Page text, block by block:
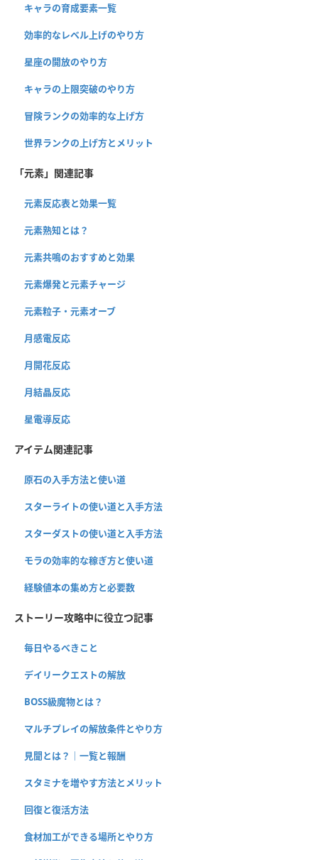
キャラの育成要素一覧
効率的なレベル上げのやり方
星座の開放のやり方
キャラの上限突破のやり方
冒険ランクの効率的な上げ方
世界ランクの上げ方とメリット
「元素」関連記事
元素反応表と効果一覧
元素熟知とは？
元素共鳴のおすすめと効果
元素爆発と元素チャージ
元素粒子・元素オーブ
月感電反応
月開花反応
月結晶反応
星電導反応
アイテム関連記事
原石の入手方法と使い道
スターライトの使い道と入手方法
スターダストの使い道と入手方法
モラの効率的な稼ぎ方と使い道
経験値本の集め方と必要数
ストーリー攻略中に役立つ記事
毎日やるべきこと
デイリークエストの解放
BOSS級魔物とは？
マルチプレイの解放条件とやり方
見聞とは？｜一覧と報酬
スタミナを増やす方法とメリット
回復と復活方法
食材加工ができる場所とやり方